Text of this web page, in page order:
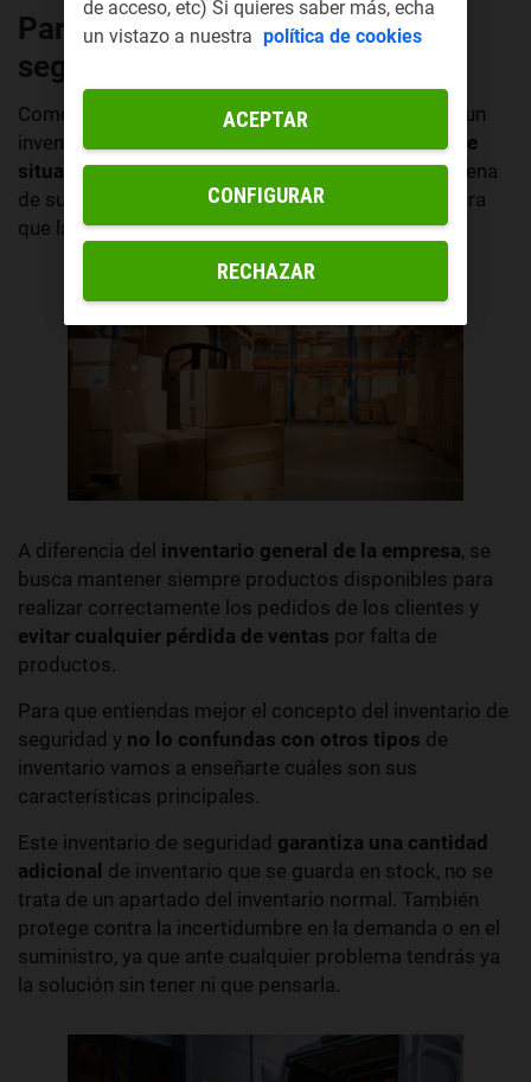
Para qué sirve el inventario de
seguridad
Como ya te hemos explicado, la finalidad de tener un
inventario de seguridad es
compensar todo tipo de
situaciones imprevistas. Si hay retrasos en la cadena
de suministro, o cambios en la demanda, se asegura
que la empresa siempre tenga suficiente stock.
A diferencia del inventario general de la empresa, se
busca mantener siempre productos disponibles para
realizar correctamente los pedidos de los clientes y
evitar cualquier pérdida de ventas por falta de
productos.
Para que entiendas mejor el concepto del inventario de
seguridad y no lo confundas con otros tipos de
inventario vamos a enseñarte cuáles son sus
características principales.
Este inventario de seguridad garantiza una cantidad
adicional de inventario que se guarda en stock, no se
trata de un apartado del inventario normal. También
protege contra la incertidumbre en la demanda o en el
suministro, ya que ante cualquier problema tendrás ya
la solución sin tener ni que pensarla.
de acceso, etc) Si quieres saber más, echa
un vistazo a nuestra política de cookies
CONFIGURAR
RECHAZAR
ACEPTAR